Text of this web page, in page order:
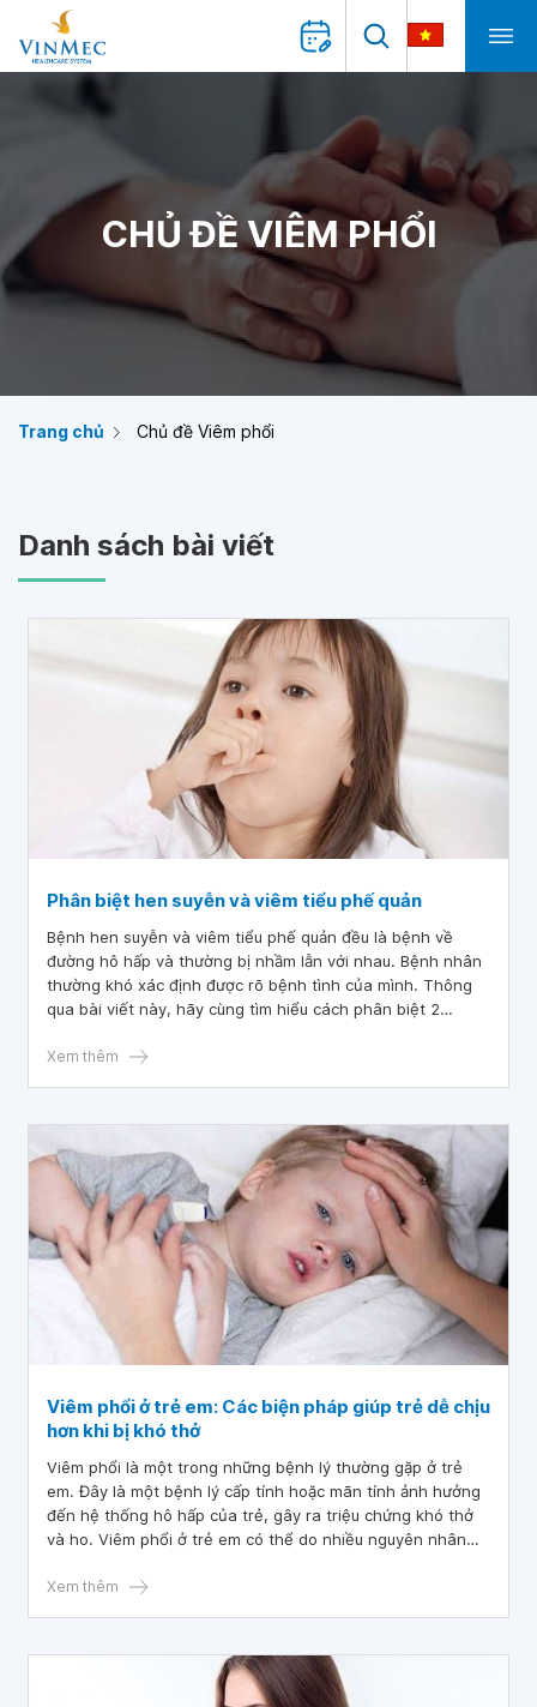
CHỦ ĐỀ VIÊM PHỔI
Trang chủ Chủ đề Viêm phổi
Danh sách bài viết
Phân biệt hen suyễn và viêm tiểu phế quản
Bệnh hen suyễn và viêm tiểu phế quản đều là bệnh về
đường hô hấp và thường bị nhầm lẫn với nhau. Bệnh nhân
thường khó xác định được rõ bệnh tình của mình. Thông
qua bài viết này, hãy cùng tìm hiểu cách phân biệt 2
Xem thêm
Viêm phổi ở trẻ em: Các biện pháp giúp trẻ dễ chịu
hơn khi bị khó thở
Viêm phổi là một trong những bệnh lý thường gặp ở trẻ
em. Đây là một bệnh lý cấp tính hoặc mãn tính ảnh hưởng
đến hệ thống hô hấp của trẻ, gây ra triệu chứng khó thở
và ho. Viêm phổi ở trẻ em có thể do nhiều nguyên nhân
chăm sóc và điều trị cho trẻ khi bị viêm phổi là rất quan
Xem thêm